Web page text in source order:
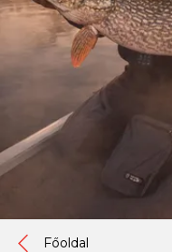
Főoldal